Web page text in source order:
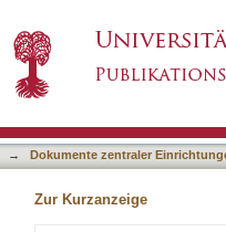
→
Dokumente zentraler
Zur Kurzanzeige